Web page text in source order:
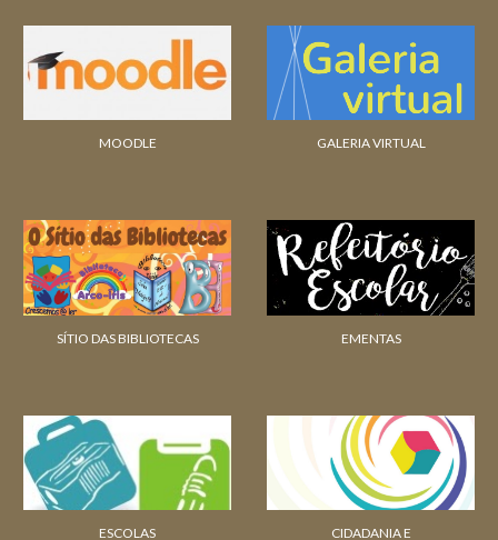
MOODLE GALERIA VIRTUAL
SÍTIO DAS BIBLIOTECAS EMENTAS
ESCOLAS CIDADANIA E